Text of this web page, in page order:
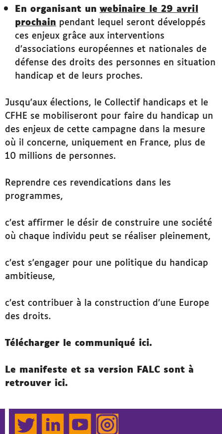
En organisant un webinaire le 29 avril
prochain pendant lequel seront développés
ces enjeux grâce aux interventions
d’associations européennes et nationales de
défense des droits des personnes en situation
handicap et de leurs proches.
Jusqu’aux élections, le Collectif handicaps et le
CFHE se mobiliseront pour faire du handicap un
des enjeux de cette campagne dans la mesure
où il concerne, uniquement en France, plus de
10 millions de personnes.
Reprendre ces revendications dans les
programmes,
c’est affirmer le désir de construire une société
où chaque individu peut se réaliser pleinement,
c’est s’engager pour une politique du handicap
ambitieuse,
c’est contribuer à la construction d’une Europe
des droits.
Télécharger le communiqué ici.
Le manifeste et sa version FALC sont à
retrouver ici.